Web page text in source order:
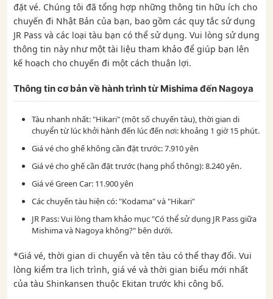
đặt vé. Chúng tôi đã tổng hợp những thông tin hữu ích cho
chuyến đi Nhật Bản của bạn, bao gồm các quy tắc sử dụng
JR Pass và các loại tàu bạn có thể sử dụng. Vui lòng sử dụng
thông tin này như một tài liệu tham khảo để giúp bạn lên
kế hoạch cho chuyến đi một cách thuận lợi.
Thông tin cơ bản về hành trình từ Mishima đến Nagoya
Tàu nhanh nhất: "Hikari" (một số chuyến tàu), thời gian di
chuyển từ lúc khởi hành đến lúc đến nơi: khoảng 1 giờ 15 phút.
Giá vé cho ghế không cần đặt trước: 7.910 yên
Giá vé cho ghế cần đặt trước (hạng phổ thông): 8.240 yên.
Giá vé Green Car: 11.900 yên
Các chuyến tàu hiện có: "Kodama" và "Hikari"
JR Pass: Vui lòng tham khảo mục "Có thể sử dụng JR Pass giữa
Mishima và Nagoya không?" bên dưới.
*Giá vé, thời gian di chuyển và tên tàu có thể thay đổi. Vui
lòng kiểm tra lịch trình, giá vé và thời gian biểu mới nhất
của tàu Shinkansen thuộc Ekitan trước khi công bố.